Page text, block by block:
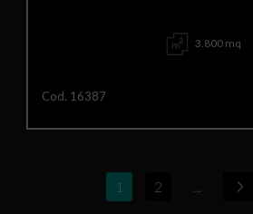
3.800 mq
Cod. 16387
1 2 ...